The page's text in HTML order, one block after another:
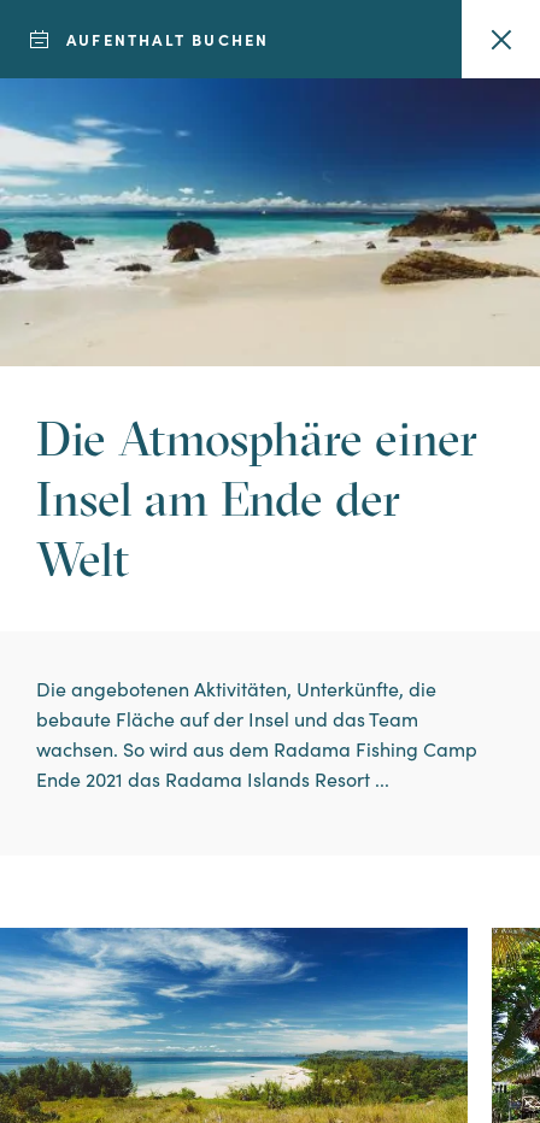
AUFENTHALT BUCHEN
Die Atmosphäre einer
Insel am Ende der
Welt
Die angebotenen Aktivitäten, Unterkünfte, die
bebaute Fläche auf der Insel und das Team
wachsen. So wird aus dem Radama Fishing Camp
Ende 2021 das Radama Islands Resort ...
7 TAGE AUFENTHALT
Möchten Sie dem
Alltag
entfliehen?
Entdecken Sie
unsere 7-tägigen
Auszeitaufenthalte
AUFENTHALT